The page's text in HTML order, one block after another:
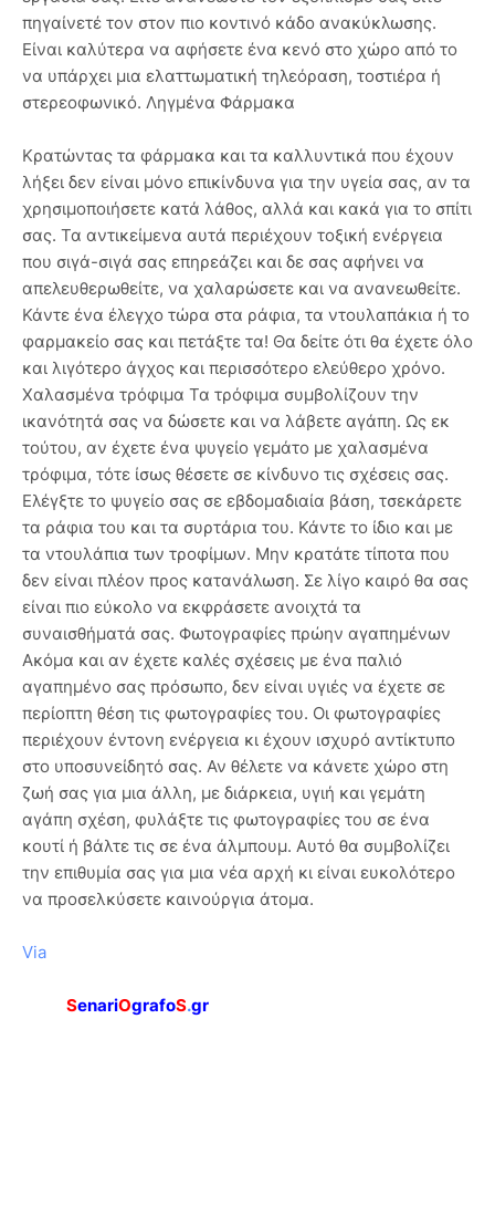
πηγαίνετέ τον στον πιο κοντινό κάδο ανακύκλωσης.
Είναι καλύτερα να αφήσετε ένα κενό στο χώρο από το
να υπάρχει μια ελαττωματική τηλεόραση, τοστιέρα ή
στερεοφωνικό. Ληγμένα Φάρμακα
Κρατώντας τα φάρμακα και τα καλλυντικά που έχουν
λήξει δεν είναι μόνο επικίνδυνα για την υγεία σας, αν τα
χρησιμοποιήσετε κατά λάθος, αλλά και κακά για το σπίτι
σας. Τα αντικείμενα αυτά περιέχουν τοξική ενέργεια
που σιγά-σιγά σας επηρεάζει και δε σας αφήνει να
απελευθερωθείτε, να χαλαρώσετε και να ανανεωθείτε.
Κάντε ένα έλεγχο τώρα στα ράφια, τα ντουλαπάκια ή το
φαρμακείο σας και πετάξτε τα! Θα δείτε ότι θα έχετε όλο
και λιγότερο άγχος και περισσότερο ελεύθερο χρόνο.
Χαλασμένα τρόφιμα Τα τρόφιμα συμβολίζουν την
ικανότητά σας να δώσετε και να λάβετε αγάπη. Ως εκ
τούτου, αν έχετε ένα ψυγείο γεμάτο με χαλασμένα
τρόφιμα, τότε ίσως θέσετε σε κίνδυνο τις σχέσεις σας.
Ελέγξτε το ψυγείο σας σε εβδομαδιαία βάση, τσεκάρετε
τα ράφια του και τα συρτάρια του. Κάντε το ίδιο και με
τα ντουλάπια των τροφίμων. Μην κρατάτε τίποτα που
δεν είναι πλέον προς κατανάλωση. Σε λίγο καιρό θα σας
είναι πιο εύκολο να εκφράσετε ανοιχτά τα
συναισθήματά σας. Φωτογραφίες πρώην αγαπημένων
Ακόμα και αν έχετε καλές σχέσεις με ένα παλιό
αγαπημένο σας πρόσωπο, δεν είναι υγιές να έχετε σε
περίοπτη θέση τις φωτογραφίες του. Οι φωτογραφίες
περιέχουν έντονη ενέργεια κι έχουν ισχυρό αντίκτυπο
στο υποσυνείδητό σας. Αν θέλετε να κάνετε χώρο στη
ζωή σας για μια άλλη, με διάρκεια, υγιή και γεμάτη
αγάπη σχέση, φυλάξτε τις φωτογραφίες του σε ένα
κουτί ή βάλτε τις σε ένα άλμπουμ. Αυτό θα συμβολίζει
την επιθυμία σας για μια νέα αρχή κι είναι ευκολότερο
να προσελκύσετε καινούργια άτομα.
Via
SenariOgrafoS.gr